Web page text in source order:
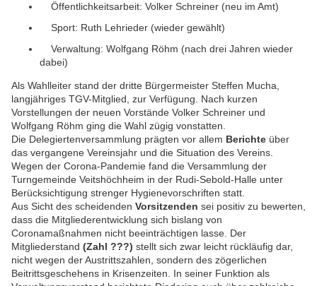
Öffentlichkeitsarbeit: Volker Schreiner (neu im Amt)
Sport: Ruth Lehrieder (wieder gewählt)
Verwaltung: Wolfgang Röhm (nach drei Jahren wieder
dabei)
Als Wahlleiter stand der dritte Bürgermeister Steffen Mucha,
langjähriges TGV-Mitglied, zur Verfügung. Nach kurzen
Vorstellungen der neuen Vorstände Volker Schreiner und
Wolfgang Röhm ging die Wahl zügig vonstatten.
Die Delegiertenversammlung prägten vor allem Berichte über
das vergangene Vereinsjahr und die Situation des Vereins.
Wegen der Corona-Pandemie fand die Versammlung der
Turngemeinde Veitshöchheim in der Rudi-Sebold-Halle unter
Berücksichtigung strenger Hygienevorschriften statt.
Aus Sicht des scheidenden Vorsitzenden sei positiv zu bewerten,
dass die Mitgliederentwicklung sich bislang von
Coronamaßnahmen nicht beeinträchtigen lasse. Der
Mitgliederstand (Zahl ???) stellt sich zwar leicht rückläufig dar,
nicht wegen der Austrittszahlen, sondern des zögerlichen
Beitrittsgeschehens in Krisenzeiten. In seiner Funktion als